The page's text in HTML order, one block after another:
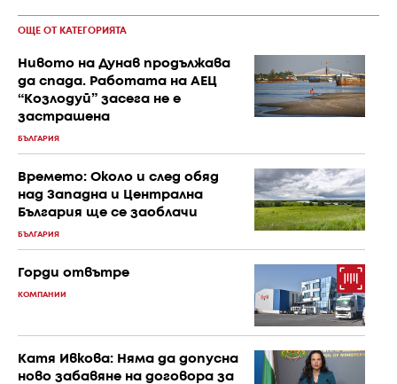
ОЩЕ ОТ КАТЕГОРИЯТА
Нивото на Дунав продължава
да спада. Работата на АЕЦ
“Козлодуй” засега не е
застрашена
БЪЛГАРИЯ
Времето: Около и след обяд
над Западна и Централна
България ще се заоблачи
БЪЛГАРИЯ
Горди отвътре
КОМПАНИИ
Катя Ивкова: Няма да допусна
ново забавяне на договора за